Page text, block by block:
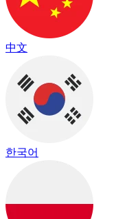
中文
한국어